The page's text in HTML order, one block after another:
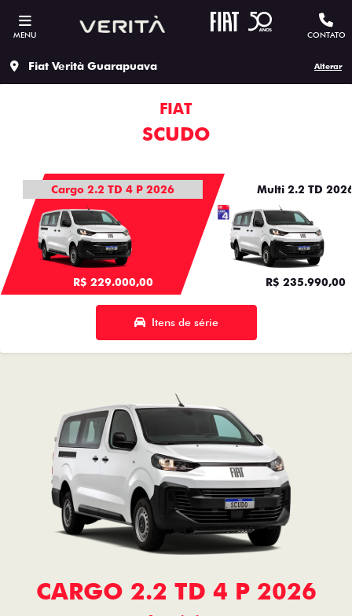
MENU CONTATO
Fiat Verità Guarapuava Alterar
FIAT
SCUDO
Cargo 2.2 TD 4 P 2026
R$ 229.000,00
Multi 2.2 TD
R$ 235.990,00
Itens de série
CARGO 2.2 TD 4 P 2026